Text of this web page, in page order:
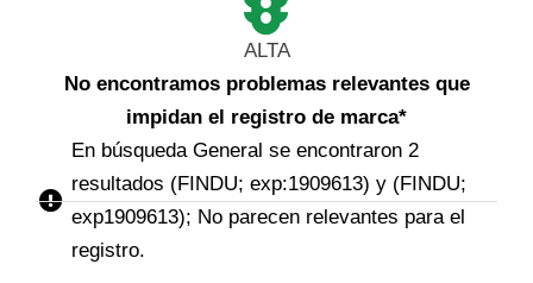
ALTA
No encontramos problemas relevantes que
impidan el registro de marca*
En búsqueda General se encontraron 2
resultados (FINDU; exp:1909613) y (FINDU;
exp1909613); No parecen relevantes para el
registro.